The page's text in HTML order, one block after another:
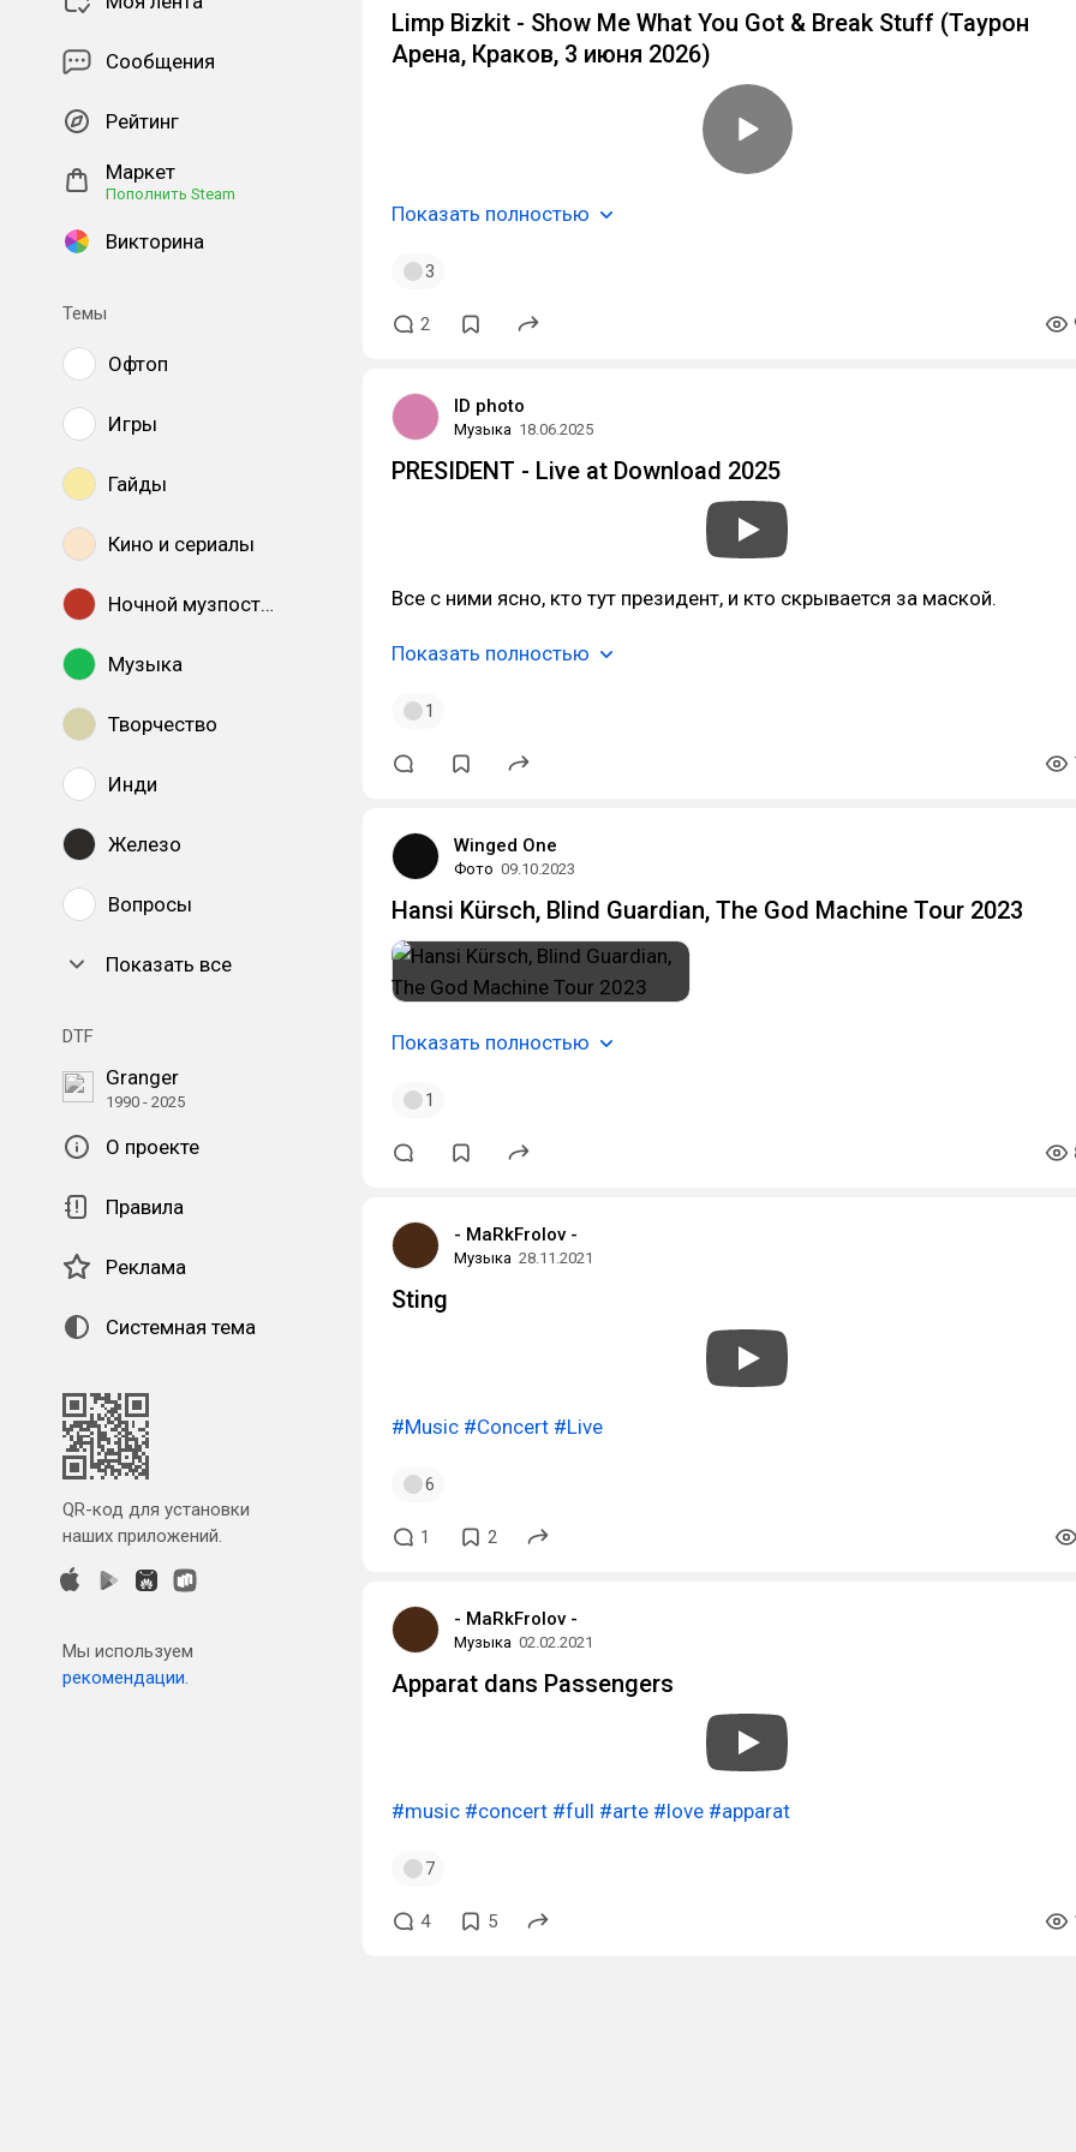
Сообщения
Рейтинг
Маркет
Пополнить Steam
Викторина
Темы
Офтоп
Игры
Гайды
Кино и сериалы
Ночной музпостинг
Музыка
Творчество
Инди
Железо
Вопросы
Показать все
DTF
Granger
1990 - 2025
О проекте
Правила
Реклама
Системная тема
QR-код для установки
наших приложений.
Мы используем
рекомендации.
Limp Bizkit - Show Me What You Got & Break Stuff (Таурон
Арена, Краков, 3 июня 2026)
Показать полностью
3
2
ID photo
Музыка 18.06.2025
PRESIDENT - Live at Download 2025
Все с ними ясно, кто тут президент, и кто скрывается за маской.
Показать полностью
1
Winged One
Фото 09.10.2023
Hansi Kürsch, Blind Guardian, The God Machine Tour 2023
Показать полностью
1
- MaRkFrolov -
Музыка 28.11.2021
Sting
#Music #Concert #Live
6
1 2
- MaRkFrolov -
Музыка 02.02.2021
Apparat dans Passengers
#music #concert #full #arte #love #apparat
7
4 5